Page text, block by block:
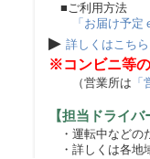
■ご利用方法
「お届け予定
▶ 詳しくはこちら
※コンビニ等
（営業所は
【担当ドライ
・運転中などの
・詳しくは各地